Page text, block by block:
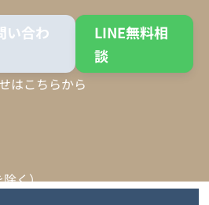
い合わ
LINE無料相
談
はこちらから
除く）